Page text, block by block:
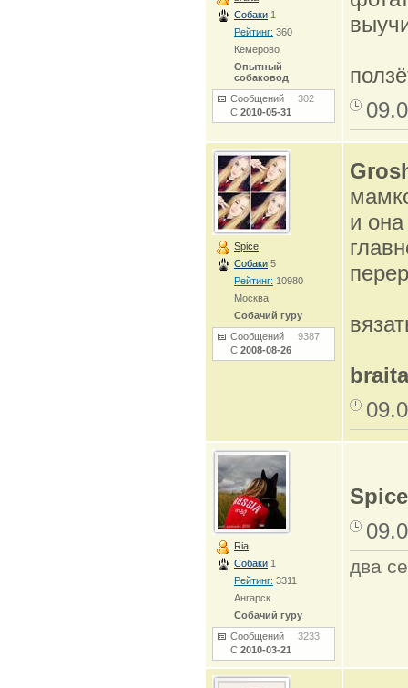
Собаки 1
Рейтинг: 360
Кемерово
Опытный
собаковод
Сообщений 302
С 2010-05-31
Spice
Собаки 5
Рейтинг: 10980
Москва
Собачий гуру
Сообщений 9387
С 2008-08-26
и
braita
Ria
Собаки 1
Рейтинг: 3311
Ангарск
Собачий гуру
Сообщений 3233
С 2010-03-21
Spice
два